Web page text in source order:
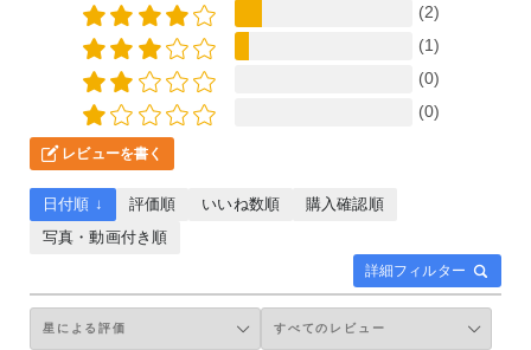
(2)
(1)
(0)
(0)
レビューを書く
詳細フィルター
日付順 ↓ 評価順 いいね数順
購入確認順
写真・動画付き順